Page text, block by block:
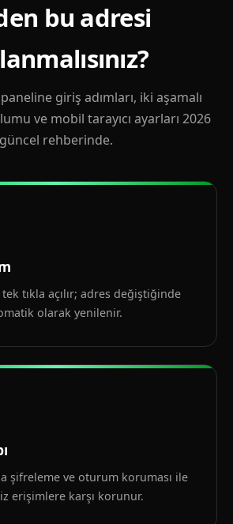
bu adresi
giriş adımları, iki aşamalı
ve mobil tarayıcı ayarları 2026
güncel rehberinde.
tıkla açılır; adres değiştiğinde
olarak yenilenir.
şifreleme ve oturum koruması ile
erişimlere karşı korunur.